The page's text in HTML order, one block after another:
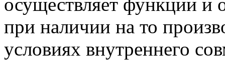
осуществляет функции и
при наличии на то
условиях внутреннего